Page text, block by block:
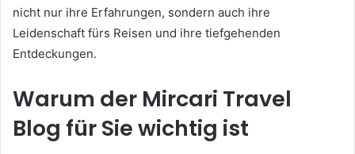
nicht nur ihre Erfahrungen, sondern auch ihre
Leidenschaft fürs Reisen und ihre tiefgehenden
Entdeckungen.
Warum der Mircari Travel
Blog für Sie wichtig ist